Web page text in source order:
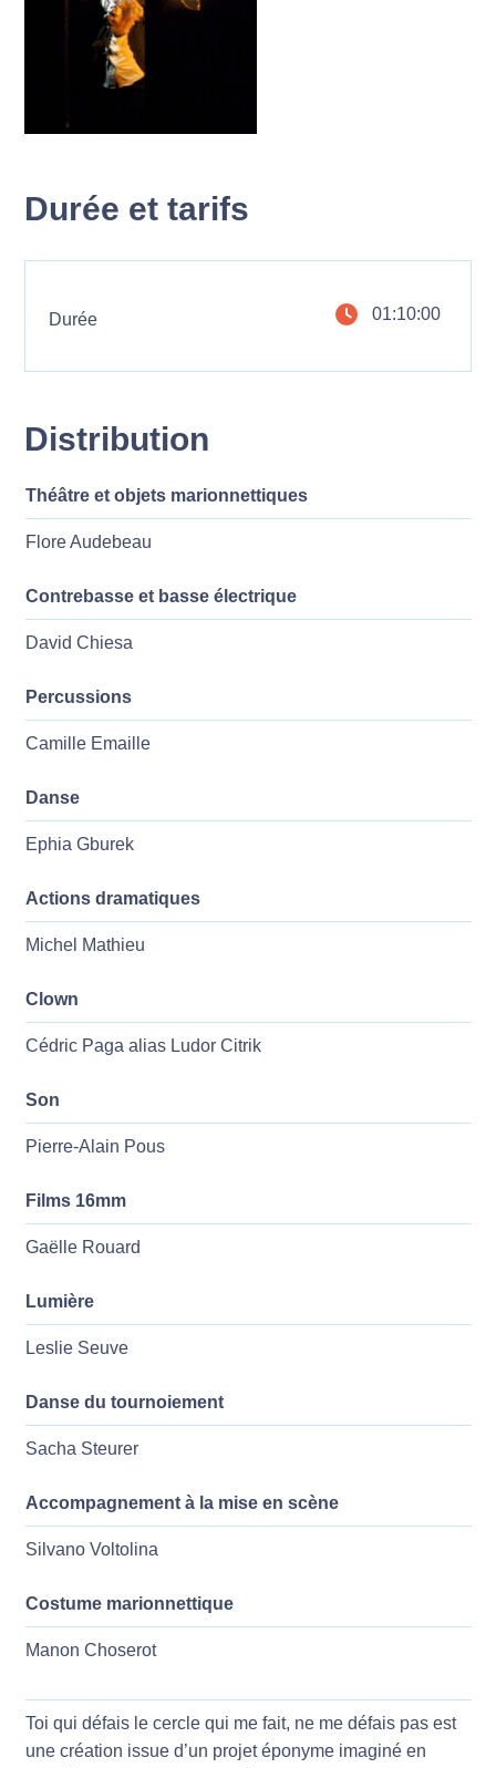
Durée et tarifs
Durée 01:10:00
Distribution
Théâtre et objets marionnettiques
Flore Audebeau
Contrebasse et basse électrique
David Chiesa
Percussions
Camille Emaille
Danse
Ephia Gburek
Actions dramatiques
Michel Mathieu
Clown
Cédric Paga alias Ludor Citrik
Son
Pierre-Alain Pous
Films 16mm
Gaëlle Rouard
Lumière
Leslie Seuve
Danse du tournoiement
Sacha Steurer
Accompagnement à la mise en scène
Silvano Voltolina
Costume marionnettique
Manon Choserot
Toi qui défais le cercle qui me fait, ne me défais pas est
une création issue d’un projet éponyme imaginé en